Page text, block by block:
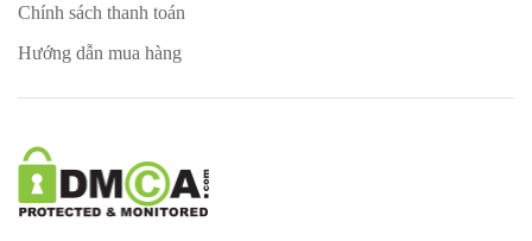
Chính sách thanh toán
Hướng dẫn mua hàng